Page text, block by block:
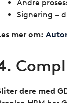
Andre
Signering –
mer om:
dere med